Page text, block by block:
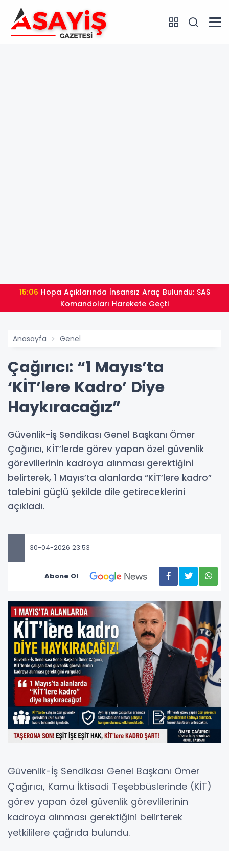
15:06
Komandoları Harekete Geçti
Anasayfa Genel
Çağırıcı: “1 Mayıs’ta
‘KİT’lere Kadro’ Diye
Haykıracağız”
Güvenlik-İş Sendikası Genel Başkanı Ömer
Çağırıcı, KİT’lerde görev yapan özel güvenlik
görevlilerinin kadroya alınması gerektiğini
belirterek, 1 Mayıs’ta alanlarda “KİT’lere kadro”
talebini güçlü şekilde dile getireceklerini
açıkladı.
30-04-2026 23:53
Abone Ol
Güvenlik-İş Sendikası Genel Başkanı Ömer
Çağırıcı, Kamu İktisadi Teşebbüslerinde (KİT)
görev yapan özel güvenlik görevlilerinin
kadroya alınması gerektiğini belirterek
yetkililere çağrıda bulundu.